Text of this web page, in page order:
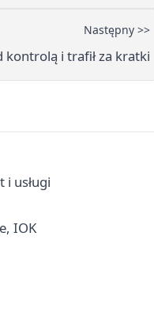
Następny >>
kontrolą i trafił za kratki
usługi
IOK